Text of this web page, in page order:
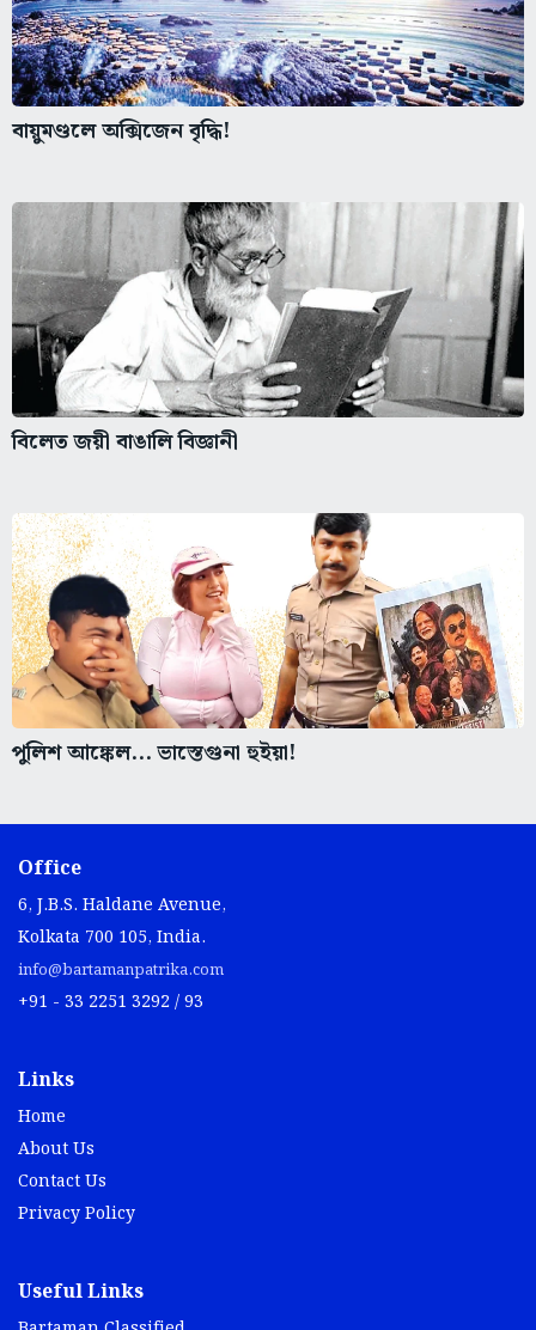
বায়ুমণ্ডলে অক্সিজেন বৃদ্ধি!
বিলেত জয়ী বাঙালি বিজ্ঞানী
পুলিশ আঙ্কেল... ভাস্তেগুনা হুইয়া!
Office
6, J.B.S. Haldane Avenue,
Kolkata 700 105, India.
info@bartamanpatrika.com
+91 - 33 2251 3292 / 93
Links
Home
About Us
Contact Us
Privacy Policy
Useful Links